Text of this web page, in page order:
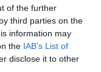
of the further
third parties on the
information may
the IAB’s List of
disclose it to other
n’est pas
marges
qui était le
prix sur